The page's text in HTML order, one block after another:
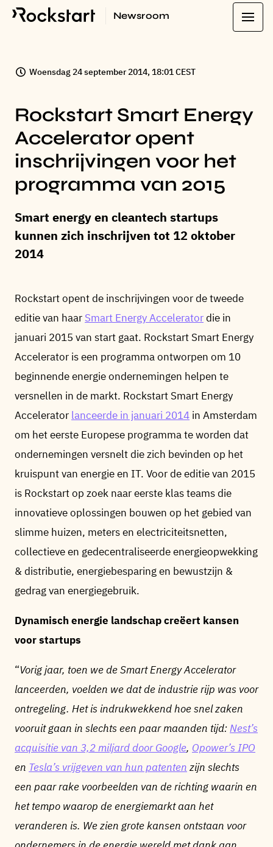
Newsroom
Woensdag 24 september 2014, 18:01 CEST
Rockstart Smart Energy
Accelerator opent
inschrijvingen voor het
programma van 2015
Smart energy en cleantech startups
kunnen zich inschrijven tot 12 oktober
2014
Rockstart opent de inschrijvingen voor de tweede
editie van haar Smart Energy Acceleratordie in
januari 2015 van start gaat. Rockstart Smart Energy
Accelerator is een programma ontworpen om 10
beginnende energie ondernemingen helpen te
versnellen in de markt. Rockstart Smart Energy
Accelerator lanceerde in januari 2014 in Amsterdam
om het eerste Europese programma te worden dat
ondernemingen versnelt die zich bevinden op het
kruispunt van energie en IT. Voor de editie van 2015
is Rockstart op zoek naar eerste klas teams die
innovatieve oplossingen bouwen op het gebied van
slimme huizen, meters en electriciteitsnetten,
collectieve en gedecentraliseerde energieopwekking
& distributie, energiebesparing en bewustzijn &
gedrag van energiegebruik.
Dynamisch energie landschap creëert kansen
voor startups
“Vorig jaar, toen we de Smart Energy Accelerator
lanceerden, voelden we dat de industrie rijp was voor
ontregeling. Het is indrukwekkend hoe snel zaken
vooruit gaan in slechts een paar maanden tijd:Nest’s
acquisitie van 3,2 miljard door Google, Opower’s IPO
en Tesla’s vrijgeven van hun patenten zijn slechts
een paar rake voorbeelden van de richting waarin en
het tempo waarop de energiemarkt aan het
veranderen is. We zien grote kansen ontstaan voor